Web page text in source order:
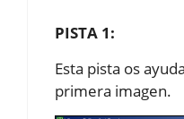
PISTA 1:
Esta pista os
primera imagen.